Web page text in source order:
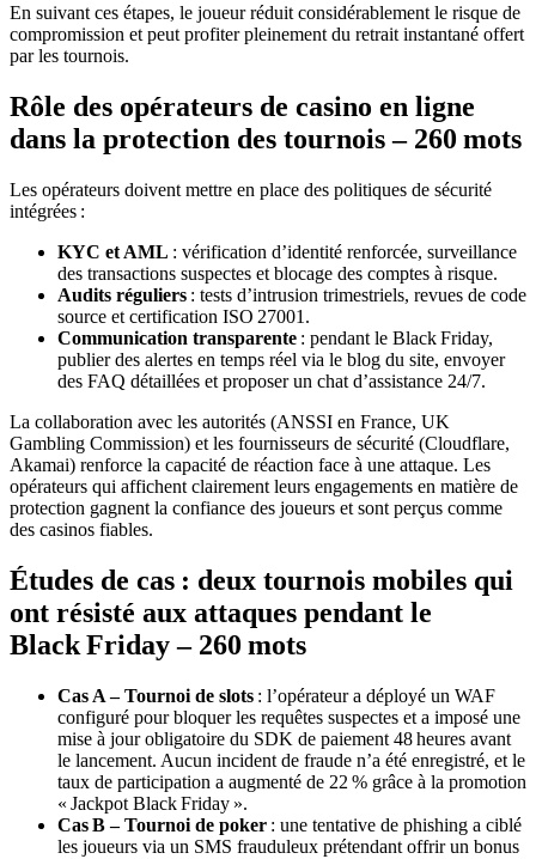
En suivant ces étapes, le joueur réduit considérablement le risque de
compromission et peut profiter pleinement du retrait instantané offert
par les tournois.
Rôle des opérateurs de casino en ligne
dans la protection des tournois – 260 mots
Les opérateurs doivent mettre en place des politiques de sécurité
intégrées :
KYC et AML : vérification d’identité renforcée, surveillance
des transactions suspectes et blocage des comptes à risque.
Audits réguliers : tests d’intrusion trimestriels, revues de code
source et certification ISO 27001.
Communication transparente : pendant le Black Friday,
publier des alertes en temps réel via le blog du site, envoyer
des FAQ détaillées et proposer un chat d’assistance 24/7.
La collaboration avec les autorités (ANSSI en France, UK
Gambling Commission) et les fournisseurs de sécurité (Cloudflare,
Akamai) renforce la capacité de réaction face à une attaque. Les
opérateurs qui affichent clairement leurs engagements en matière de
protection gagnent la confiance des joueurs et sont perçus comme
des casinos fiables.
Études de cas : deux tournois mobiles qui
ont résisté aux attaques pendant le
Black Friday – 260 mots
Cas A – Tournoi de slots : l’opérateur a déployé un WAF
configuré pour bloquer les requêtes suspectes et a imposé une
mise à jour obligatoire du SDK de paiement 48 heures avant
le lancement. Aucun incident de fraude n’a été enregistré, et le
taux de participation a augmenté de 22 % grâce à la promotion
« Jackpot Black Friday ».
Cas B – Tournoi de poker : une tentative de phishing a ciblé
les joueurs via un SMS frauduleux prétendant offrir un bonus